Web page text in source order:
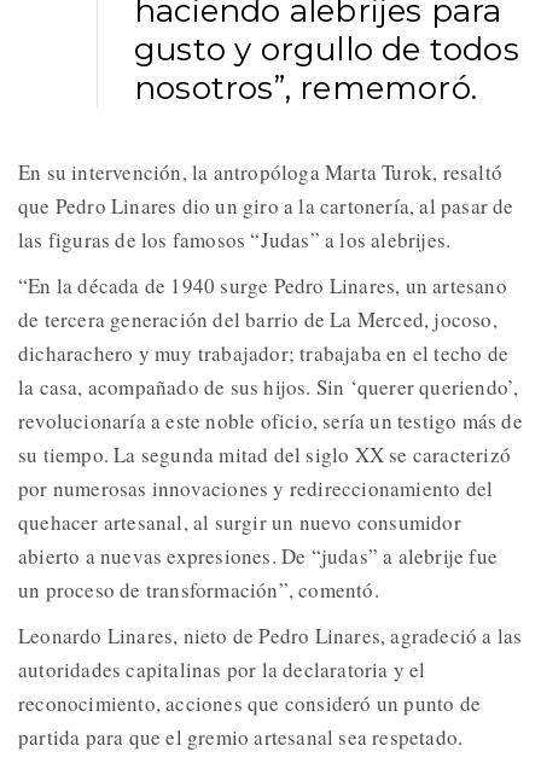
haciendo alebrijes para
gusto y orgullo de todos
nosotros”, rememoró.
En su intervención, la antropóloga Marta Turok, resaltó
que Pedro Linares dio un giro a la cartonería, al pasar de
las figuras de los famosos “Judas” a los alebrijes.
“En la década de 1940 surge Pedro Linares, un artesano
de tercera generación del barrio de La Merced, jocoso,
dicharachero y muy trabajador; trabajaba en el techo de
la casa, acompañado de sus hijos. Sin ‘querer queriendo’,
revolucionaría a este noble oficio, sería un testigo más de
su tiempo. La segunda mitad del siglo XX se caracterizó
por numerosas innovaciones y redireccionamiento del
quehacer artesanal, al surgir un nuevo consumidor
abierto a nuevas expresiones. De “judas” a alebrije fue
un proceso de transformación”, comentó.
Leonardo Linares, nieto de Pedro Linares, agradeció a las
autoridades capitalinas por la declaratoria y el
reconocimiento, acciones que consideró un punto de
partida para que el gremio artesanal sea respetado.